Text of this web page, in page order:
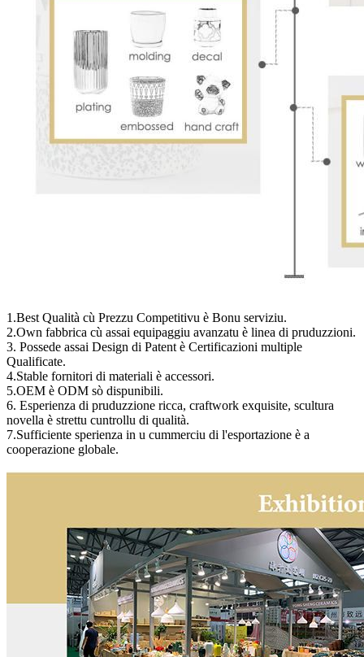
1.Best Qualità cù Prezzu Competitivu è Bonu serviziu.
2.Own fabbrica cù assai equipaggiu avanzatu è linea di pruduzzioni.
3. Possede assai Design di Patent è Certificazioni multiple
Qualificate.
4.Stable fornitori di materiali è accessori.
5.OEM è ODM sò dispunibili.
6. Esperienza di pruduzzione ricca, craftwork exquisite, scultura
novella è strettu cuntrollu di qualità.
7.Sufficiente sperienza in u cummerciu di l'esportazione è a
cooperazione globale.